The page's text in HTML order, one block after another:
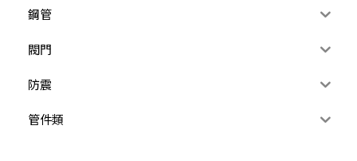
鋼管
閥門
防震
管件類